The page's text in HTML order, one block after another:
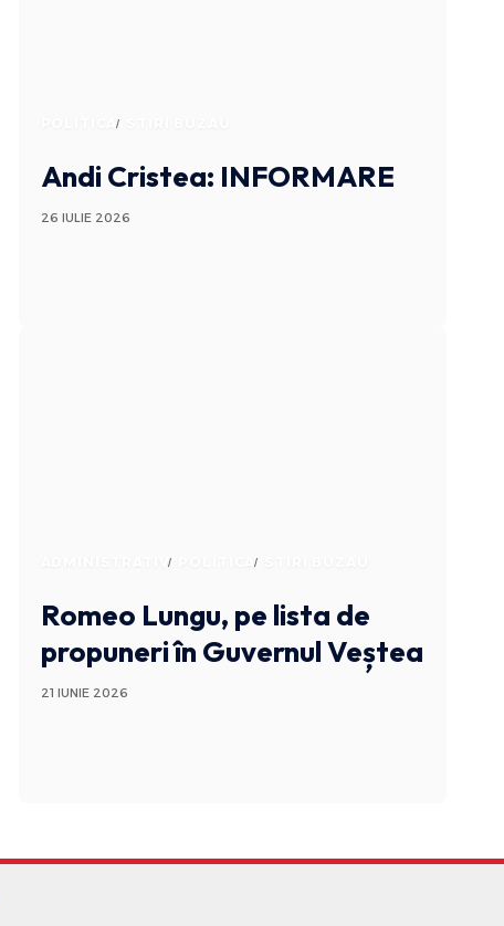
POLITICA
Andi Cristea: INFORMARE
26 IULIE 2026
ADMINISTRATIV POLITICA
Romeo Lungu, pe lista de
propuneri în Guvernul Veștea
21 IUNIE 2026